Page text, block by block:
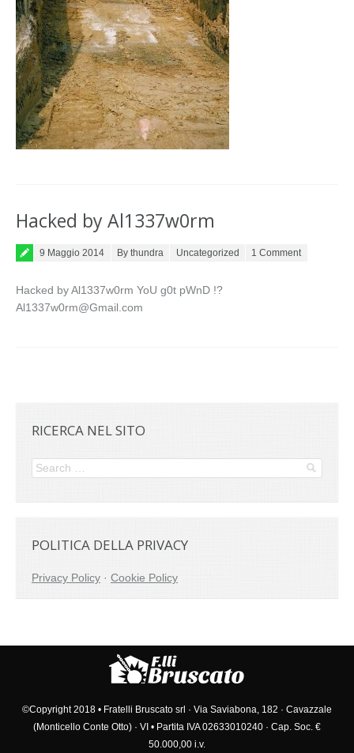
Hacked by Al1337w0rm
Posted on
9 Maggio 2014 By thundra Uncategorized 1 Comment
Hacked by Al1337w0rm YoU g0t pWnD !?
Al1337w0rm@Gmail.com
RICERCA NEL SITO
POLITICA DELLA PRIVACY
Privacy Policy · Cookie Policy
©Copyright 2018 • Fratelli Bruscato srl · Via Saviabona, 182 · Cavazzale
(Monticello Conte Otto) · VI • Partita IVA 02633010240 · Cap. Soc. €
50.000,00 i.v.